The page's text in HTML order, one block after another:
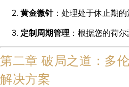
黄金微针：处理处于休止期
定制周期管理 ：根据您的荷
第二章 破局之道：多
解决方案